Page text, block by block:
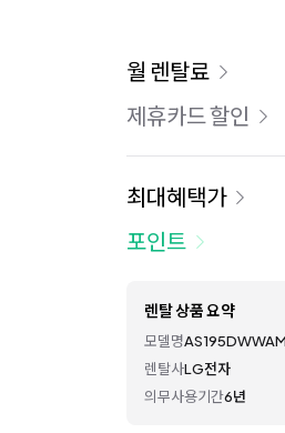
이용 요금
월 렌탈료
제휴카드 할인
최대혜택가
포인트
렌탈 상품 요약
모델명
렌탈사LG전자
의무사용기간6년